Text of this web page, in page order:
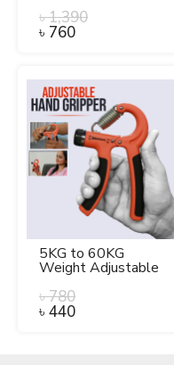
৳1,390
৳ 760
5KG to 60KG
Weight Adjustable
Gripper for Men &
Women.
৳780
৳ 440